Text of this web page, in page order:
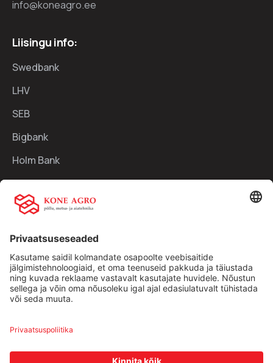
info@koneagro.ee
Liisingu info:
Swedbank
LHV
SEB
Bigbank
Holm Bank
Kiirlingid:
Traktorid
Kasutatud tehnika
Kontakt